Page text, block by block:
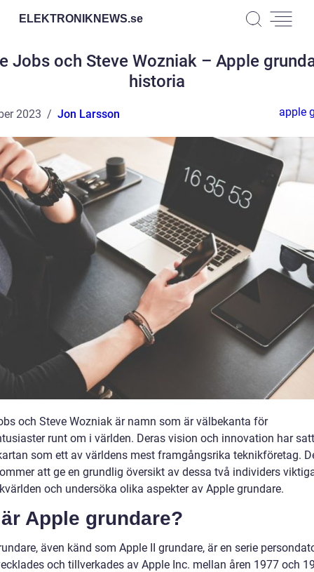
ELEKTRONIKNEWS.se
Jobs och Steve Wozniak – Apple
historia
2023 Jon Larsson apple
och Steve Wozniak är namn som är välbekanta för
runt om i världen. Deras vision och innovation har
som ett av världens mest framgångsrika teknikföretag.
att ge en grundlig översikt av dessa två individers
och undersöka olika aspekter av Apple grundare.
Apple grundare?
även känd som Apple II grundare, är en serie
och tillverkades av Apple Inc. mellan åren 1977 och